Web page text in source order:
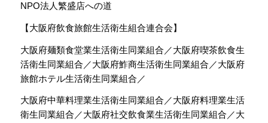
NPO法人繁盛店への道
【大阪府飲食旅館生活衛生組合連合会】
大阪府麺類食堂業生活衛生同業組合／大阪府喫茶飲食生
活衛生同業組合／大阪府鮓商生活衛生同業組合／大阪府
旅館ホテル生活衛生同業組合／
大阪府中華料理業生活衛生同業組合／大阪府料理業生活
衛生同業組合／大阪府社交飲食業生活衛生同業組合／大